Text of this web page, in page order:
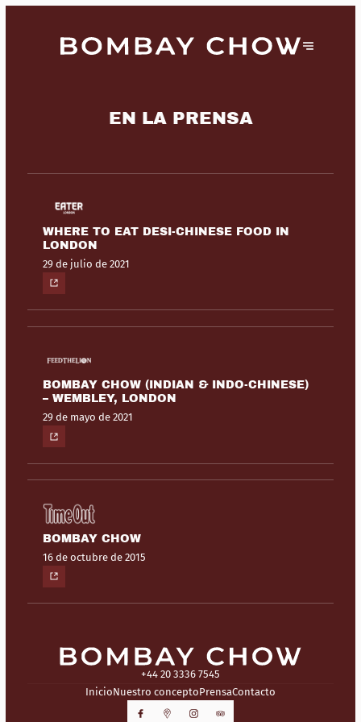
EN LA PRENSA
WHERE TO EAT DESI-CHINESE FOOD IN
LONDON
29 de julio de 2021
BOMBAY CHOW (INDIAN & INDO-CHINESE)
– WEMBLEY, LONDON
29 de mayo de 2021
BOMBAY CHOW
16 de octubre de 2015
+44 20 3336 7545
InicioNuestro conceptoPrensaContacto